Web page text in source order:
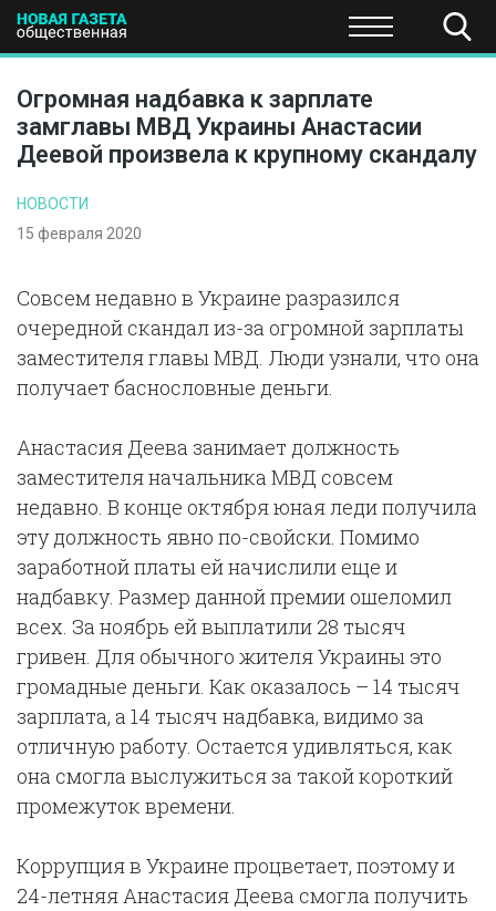
ПОЛИТИКА ЭКОНОМИКА НАУКА И
Огромная надбавка к зарплате
замглавы МВД Украины Анастасии
Деевой произвела к крупному скандалу
НОВОСТИ
15 февраля 2020
Совсем недавно в Украине разразился
очередной скандал из-за огромной зарплаты
заместителя главы МВД. Люди узнали, что она
получает баснословные деньги.
Анастасия Деева занимает должность
заместителя начальника МВД совсем
недавно. В конце октября юная леди получила
эту должность явно по-свойски. Помимо
заработной платы ей начислили еще и
надбавку. Размер данной премии ошеломил
всех. За ноябрь ей выплатили 28 тысяч
гривен. Для обычного жителя Украины это
громадные деньги. Как оказалось – 14 тысяч
зарплата, а 14 тысяч надбавка, видимо за
отличную работу. Остается удивляться, как
она смогла выслужиться за такой короткий
промежуток времени.
Коррупция в Украине процветает, поэтому и
24-летняя Анастасия Деева смогла получить